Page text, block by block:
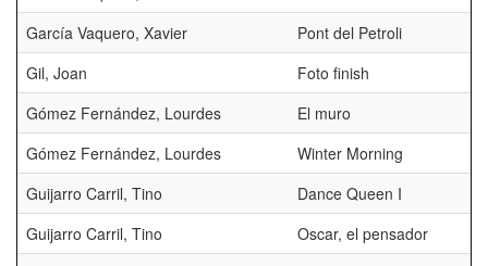
García Vaquero, Xavier
Pont del Petroli
Gil, Joan
Foto finish
Gómez Fernández, Lourdes
El muro
Gómez Fernández, Lourdes
Winter Morning
Guijarro Carril, Tino
Dance Queen I
Guijarro Carril, Tino
Oscar, el pensador